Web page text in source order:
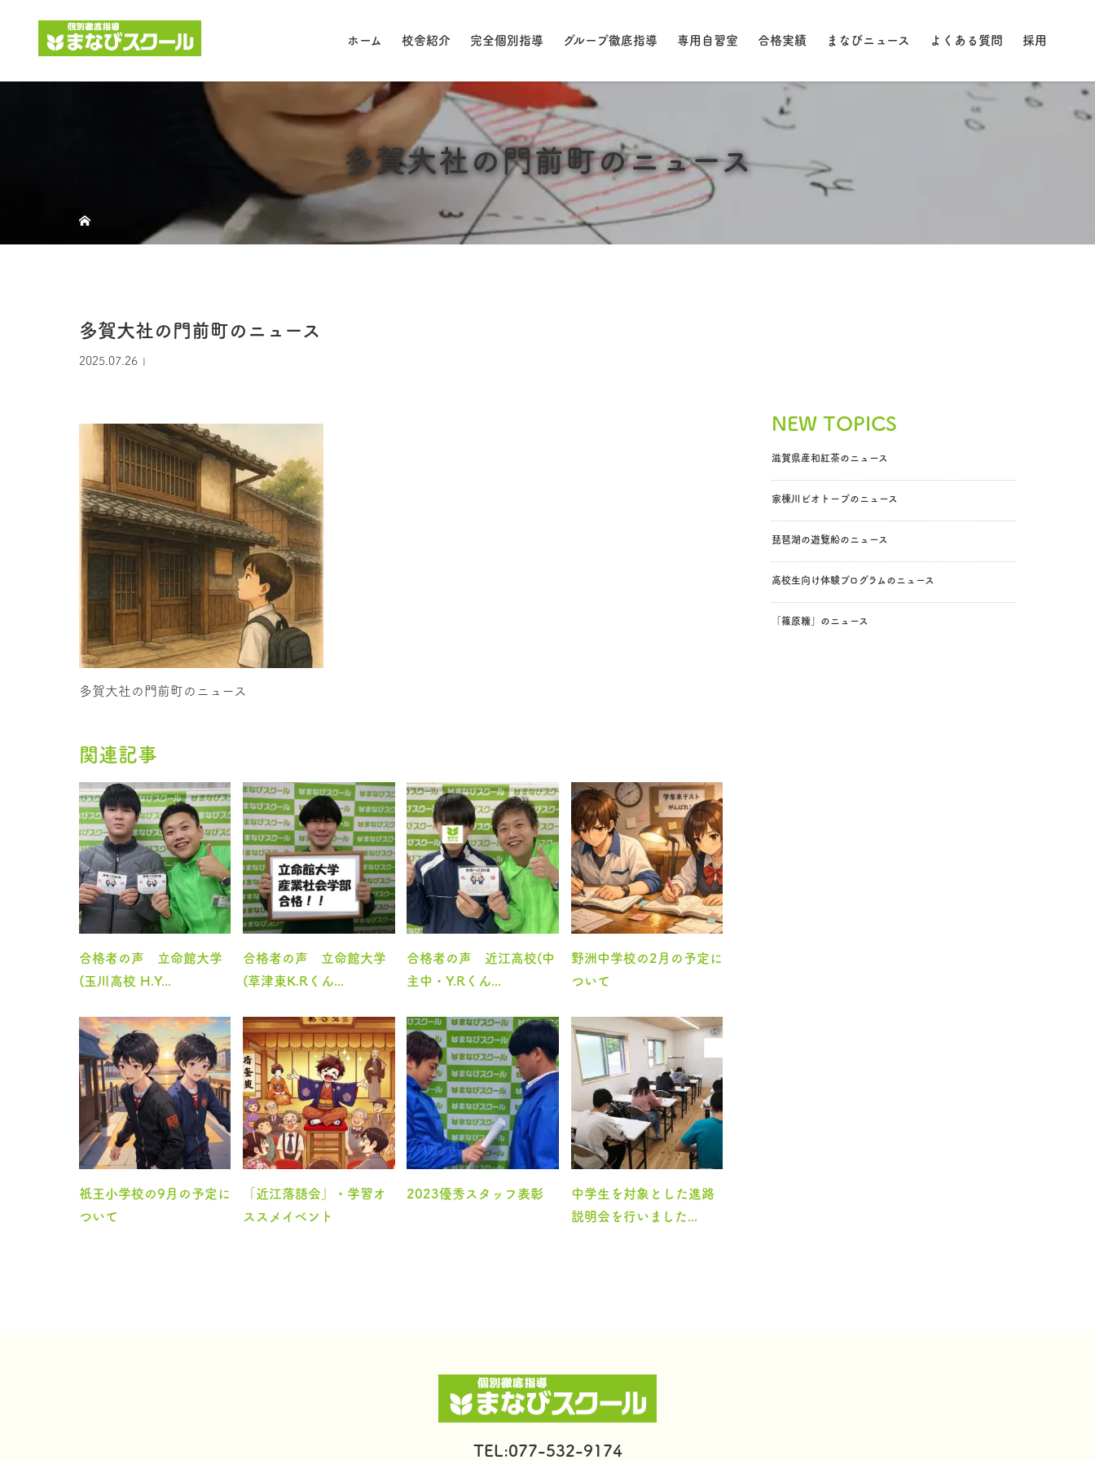
ホーム 校舎紹介 完全個別指導 グループ徹底指導 専用自習室 合格実績 まなびニュース よくある質問 採用
多賀大社の門前町のニュース
多賀大社の門前町のニュース
2025.07.26
多賀大社の門前町のニュース
関連記事
合格者の声 立命館大学
(玉川高校 H.Y...
合格者の声 立命館大学
(草津東K.Rくん...
合格者の声 近江高校(中
主中・Y.Rくん...
野洲中学校の2月の予定に
ついて
祇王小学校の9月の予定に
ついて
「近江落語会」・学習オ
ススメイベント
2023優秀スタッフ表彰
中学生を対象とした進路
説明会を行いました...
NEW TOPICS
滋賀県産和紅茶のニュース
家棟川ビオトープのニュース
琵琶湖の遊覧船のニュース
高校生向け体験プログラムのニュース
「篠原糯」のニュース
TEL:077-532-9174